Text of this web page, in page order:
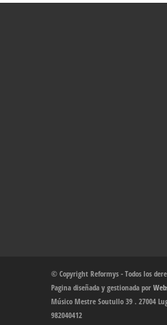
© Copyright Reformys - Todos los
Pagina diseñada y gestionada por
Músico Mestre Soutullo 39 . 27004
982040412